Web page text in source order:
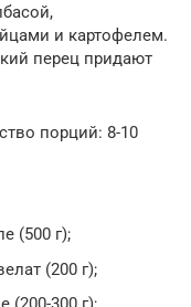
и картофелем.
перец придают
порций: 8-10
(500 г);
(200 г);